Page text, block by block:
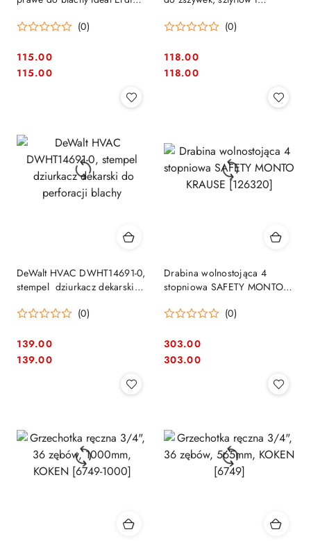
(0)
Cena:
115.00
Cena:
115.00
70868]
(0)
Cena:
118.00
Cena:
118.00
DeWalt HVAC DWHT14691-0,
stempel dziurkacz dekarski
(0)
Cena:
139.00
Cena:
139.00
Drabina wolnostojąca 4
stopniowa SAFETY MONTO
(0)
Cena:
303.00
Cena:
303.00